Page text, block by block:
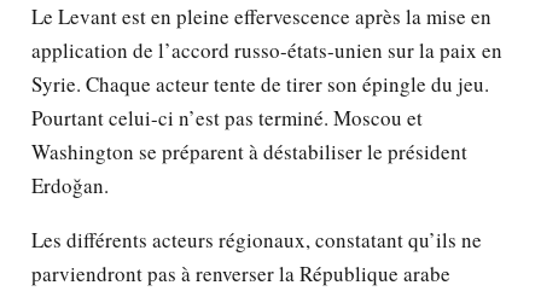
Le Levant est en pleine effervescence après la mise en
application de l’accord russo-états-unien sur la paix en
Syrie. Chaque acteur tente de tirer son épingle du jeu.
Pourtant celui-ci n’est pas terminé. Moscou et
Washington se préparent à déstabiliser le président
Erdoğan.
Les différents acteurs régionaux, constatant qu’ils ne
parviendront pas à renverser la République arabe